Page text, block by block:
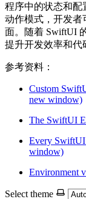
程序中的状态和配
动作模式，开发者
面。随着 SwiftUI
提升开发效率和代
参考资料：
Custom
new window)
The SwiftUI
Every SwiftUI
window)
Environment
Select theme